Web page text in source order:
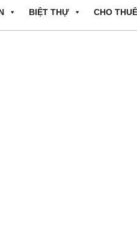
BIỆT THỰ CHO THUÊ